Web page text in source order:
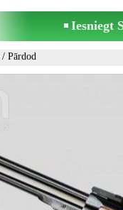
Iesniegt
/ Pārdod